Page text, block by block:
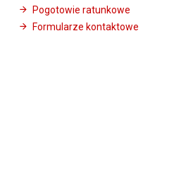
Pogotowie ratunkowe
Formularze kontaktowe